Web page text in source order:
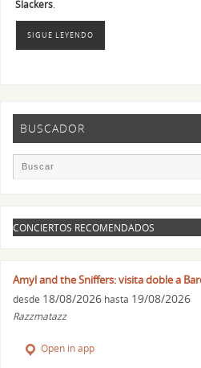
Slackers.
SIGUE LEYENDO
BUSCADOR
CONCIERTOS RECOMENDADOS
Amyl and the Sniffers: visita doble a
desde 18/08/2026 hasta 19/08/2026
Razzmatazz
Open in app